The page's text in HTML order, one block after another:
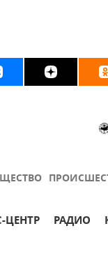
ЦЕНТР РАДИО